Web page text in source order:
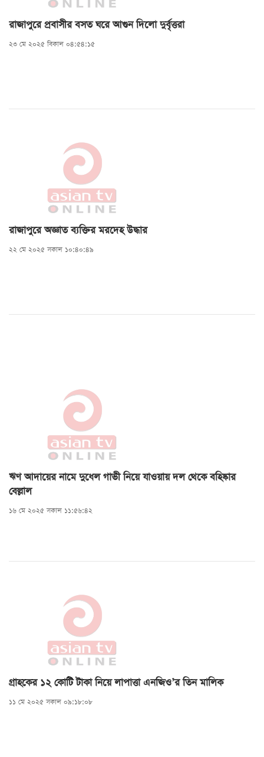
রাজাপুরে প্রবাসীর বসত ঘরে আগুন দিলো দুর্বৃত্তরা
২৩ মে ২০২৫ বিকাল ০৪:৫৪:১৫
রাজাপুরে অজ্ঞাত ব্যক্তির মরদেহ উদ্ধার
২২ মে ২০২৫ সকাল ১০:৪০:৪৯
ঋণ আদায়ের নামে দুধেল গাভী নিয়ে যাওয়ায় দল থেকে বহিষ্কার
বেল্লাল
১৬ মে ২০২৫ সকাল ১১:৫৬:৪২
গ্রাহকের ১২ কোটি টাকা নিয়ে লাপাত্তা এনজিও’র তিন মালিক
১১ মে ২০২৫ সকাল ০৯:১৮:০৮